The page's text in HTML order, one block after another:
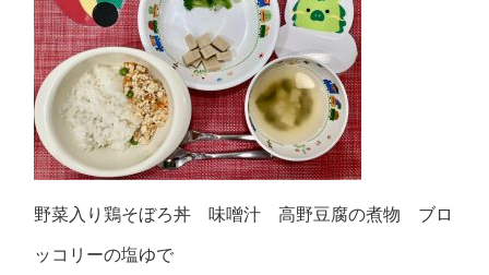
野菜入り鶏そぼろ丼 味噌汁 高野豆腐の煮物 ブロ
ッコリーの塩ゆで